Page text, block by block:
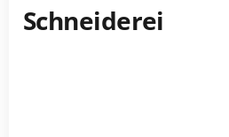
Schneiderei